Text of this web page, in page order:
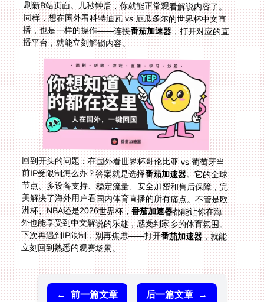
播，也是一样的操作——连接番茄加速器，打开对应的直
播平台，就能立刻解锁内容。
回到开头的问题：在国外看世界杯哥伦比亚 vs 葡萄牙当
前IP受限制怎么办？答案就是选择番茄加速器。它的全球
节点、多设备支持、稳定流量、安全加密和售后保障，完
美解决了海外用户看国内体育直播的所有痛点。不管是欧
洲杯、NBA还是2026世界杯，番茄加速器都能让你在海
外也能享受到中文解说的乐趣，感受到家乡的体育氛围。
下次再遇到IP限制，别再焦虑——打开番茄加速器，就能
立刻回到熟悉的观赛场景。
← 前一篇文章 后一篇文章 →